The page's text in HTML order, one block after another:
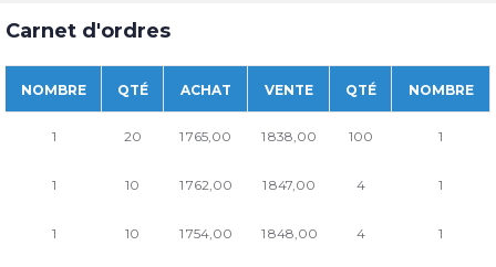
Carnet d'ordres
NOMBRE QTÉ ACHAT
1 20 1 765,00
1 10 1 762,00
1 10 1 754,00
VENTE QTÉ NOMBRE
1 838,00 100 1
1 847,00 4 1
1 848,00 4 1